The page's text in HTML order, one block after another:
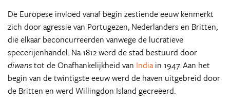
De Europese invloed vanaf begin zestiende eeuw kenmerkt
zich door agressie van Portugezen, Nederlanders en Britten,
die elkaar beconcurreerden vanwege de lucratieve
specerijenhandel. Na 1812 werd de stad bestuurd door
diwanstot de Onafhankelijkheid van India in 1947. Aan het
begin van de twintigste eeuw werd de haven uitgebreid door
de Britten en werd Willingdon Island gecreëerd.